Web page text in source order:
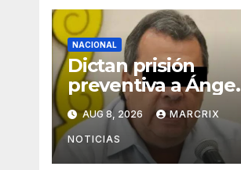
NACIONAL
Dictan prisión
preventiva a Ángel
Aguirre, señalado
por el caso
Ayotzinapa
AUG 8, 2026 MARCRIX
NOTICIAS